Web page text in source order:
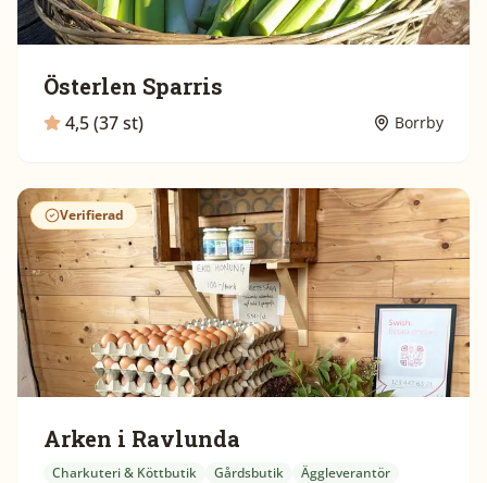
Österlen Sparris
4,5 (37 st) Borrby
Verifierad
Arken i Ravlunda
Charkuteri & Köttbutik Gårdsbutik Äggleverantör